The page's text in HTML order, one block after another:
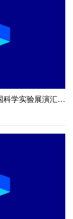
关于举办2026年全国科普讲解大赛和全国科学实验展演汇演活动湖南预选赛的通知